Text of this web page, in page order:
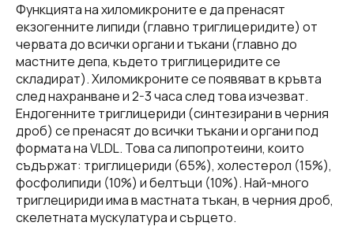
Функцията на хиломикроните е да пренасят
екзогенните липиди (главно триглицеридите) от
червата до всички органи и тъкани (главно до
мастните депа, където триглицеридите се
складират). Хиломикроните се появяват в кръвта
след нахранване и 2-3 часа след това изчезват.
Ендогенните триглицериди (синтезирани в черния
дроб) се пренасят до всички тъкани и органи под
формата на VLDL. Това са липопротеини, които
съдържат: триглицериди (65%), холестерол (15%),
фосфолипиди (10%) и белтъци (10%). Най-много
триглецириди има в мастната тъкан, в черния дроб,
скелетната мускулатура и сърцето.